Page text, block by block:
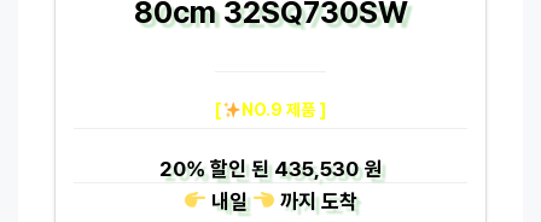
80cm 32SQ730SW
[ NO.9 제품 ]
20%할인 된435,530 원
내일
까지도착